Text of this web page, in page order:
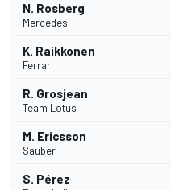
N. Rosberg
Mercedes
K. Raikkonen
Ferrari
R. Grosjean
Team Lotus
M. Ericsson
Sauber
S. Pérez